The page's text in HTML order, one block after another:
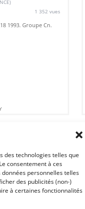
des technologies telles que
consentement à ces
personnelles telles
des publicités (non-)
à certaines fonctionnalités
1 352 vues
1993. Groupe Cn.
46 000€